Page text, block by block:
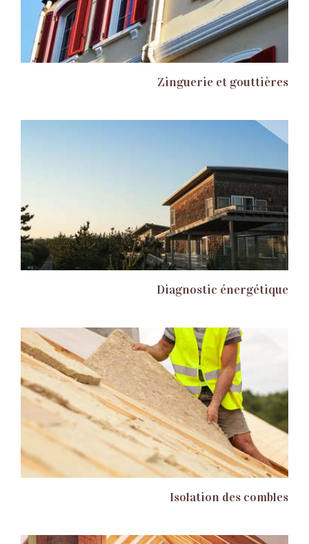
Zinguerie et gouttières
Diagnostic énergétique
Isolation des combles